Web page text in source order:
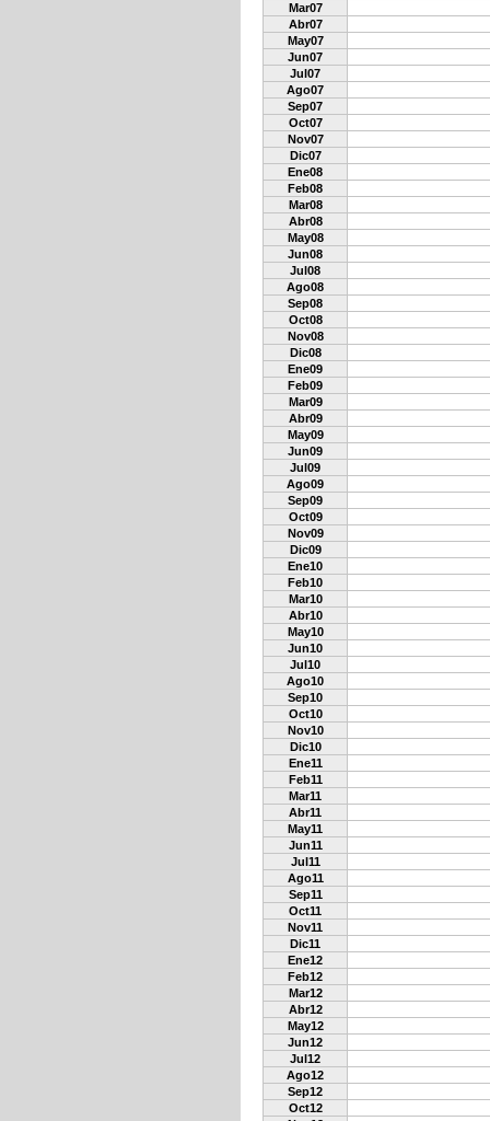
Mar07
Abr07
May07
Jun07
Jul07
Ago07
Sep07
Oct07
Nov07
Dic07
Ene08
Feb08
Mar08
Abr08
May08
Jun08
Jul08
Ago08
Sep08
Oct08
Nov08
Dic08
Ene09
Feb09
Mar09
Abr09
May09
Jun09
Jul09
Ago09
Sep09
Oct09
Nov09
Dic09
Ene10
Feb10
Mar10
Abr10
May10
Jun10
Jul10
Ago10
Sep10
Oct10
Nov10
Dic10
Ene11
Feb11
Mar11
Abr11
May11
Jun11
Jul11
Ago11
Sep11
Oct11
Nov11
Dic11
Ene12
Feb12
Mar12
Abr12
May12
Jun12
Jul12
Ago12
Sep12
Oct12